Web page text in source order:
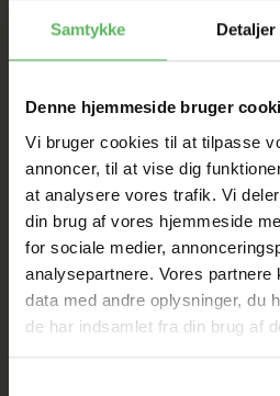
Samtykke Detaljer
Denne hjemmeside bruger
Vi bruger cookies til at tilpasse
annoncer, til at vise dig
at analysere vores trafik. Vi
din brug af vores hjemmeside
for sociale medier,
analysepartnere. Vores partnere
data med andre oplysninger, du
de har indsamlet fra din brug af
I FYSISK